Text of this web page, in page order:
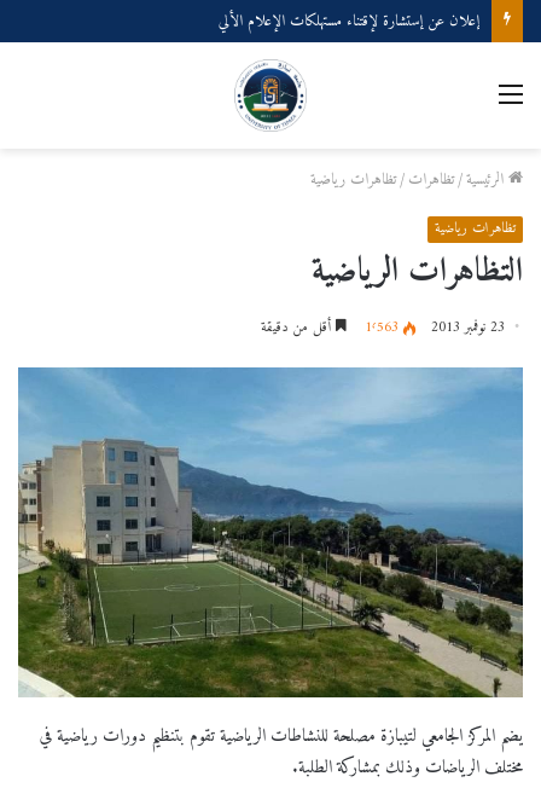
إعلان عن إستشارة لإقتناء مستهلكات الإعلام الألي
القائمة
الرئيسية/تظاهرات/تظاهرات رياضية
تظاهرات رياضية
التظاهرات الرياضية
23 نوفمبر 2013 1٬563 أقل من دقيقة
يضم المركز الجامعي لتيبازة مصلحة للنشاطات الرياضية تقوم بتنظيم دورات رياضية في
مختلف الرياضات وذلك بمشاركة الطلبة.